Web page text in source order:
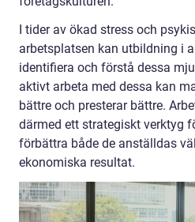
I tider av ökad stress och
arbetsplatsen kan utbildning i
identifiera och förstå dessa
aktivt arbeta med dessa kan
bättre och presterar bättre.
därmed ett strategiskt verktyg
förbättra både de anställdas
ekonomiska resultat.